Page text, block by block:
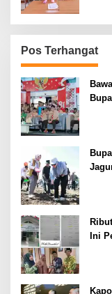
Pos Terhangat
Ini